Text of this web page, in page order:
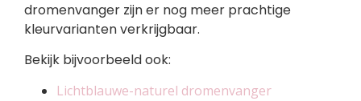
dromenvanger zijn er nog meer prachtige
kleurvarianten verkrijgbaar.
Bekijk bijvoorbeeld ook:
Lichtblauwe-naturel dromenvanger